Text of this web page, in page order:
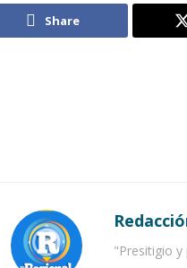
Share
"Presitigio